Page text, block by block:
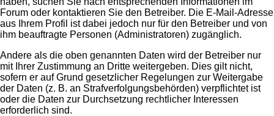
Forum oder kontaktieren Sie den Betreiber. Die E-Mail-Adresse
aus Ihrem Profil ist dabei jedoch nur für den Betreiber und von
ihm beauftragte Personen (Administratoren) zugänglich.
Andere als die oben genannten Daten wird der Betreiber nur
mit Ihrer Zustimmung an Dritte weitergeben. Dies gilt nicht,
sofern er auf Grund gesetzlicher Regelungen zur Weitergabe
der Daten (z. B. an Strafverfolgungsbehörden) verpflichtet ist
oder die Daten zur Durchsetzung rechtlicher Interessen
erforderlich sind.